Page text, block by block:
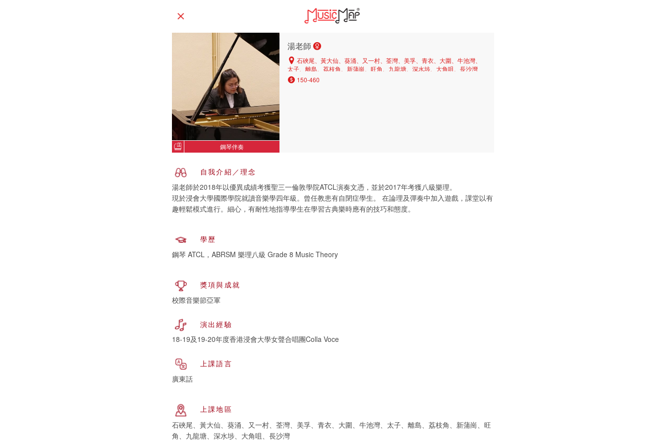
鋼琴伴奏
湯老師
石硤尾、黃大仙、葵涌、又一村、荃灣、美孚、青衣、大圍、牛池灣、
太子、離島、荔枝角、新蒲崗、旺角、九龍塘、深水埗、大角咀、長沙灣
150-460
自我介紹／理念
湯老師於2018年以優異成績考獲聖三一倫敦學院ATCL演奏文憑，並於2017年考獲八級樂理。
現於浸會大學國際學院就讀音樂學四年級。曾任教患有自閉症學生。 在論理及彈奏中加入遊戲，課堂以有
趣輕鬆模式進行。細心，有耐性地指導學生在學習古典樂時應有的技巧和態度。
學歷
鋼琴 ATCL，ABRSM 樂理八級 Grade 8 Music Theory
獎項與成就
校際音樂節亞軍
演出經驗
18-19及19-20年度香港浸會大學女聲合唱團Colla Voce
上課語言
廣東話
上課地區
石硤尾、黃大仙、葵涌、又一村、荃灣、美孚、青衣、大圍、牛池灣、太子、離島、荔枝角、新蒲崗、旺
角、九龍塘、深水埗、大角咀、長沙灣